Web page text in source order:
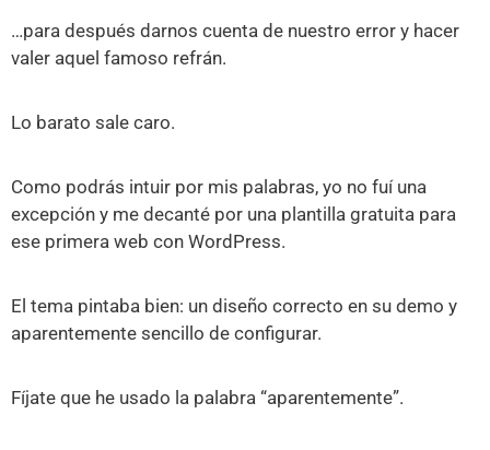
…para después darnos cuenta de nuestro error y hacer
valer aquel famoso refrán.
Lo barato sale caro.
Como podrás intuir por mis palabras, yo no fuí una
excepción y me decanté por una plantilla gratuita para
ese primera web con WordPress.
El tema pintaba bien: un diseño correcto en su demo y
aparentemente sencillo de configurar.
Fíjate que he usado la palabra “aparentemente”.